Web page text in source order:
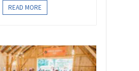
READ MORE